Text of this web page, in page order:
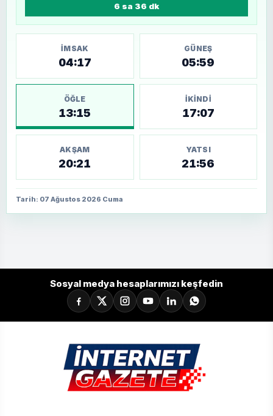
6 sa 36 dk
İMSAK
04:17
GÜNEŞ
05:59
ÖĞLE
13:15
İKINDI
17:07
AKŞAM
20:21
YATSI
21:56
Tarih: 07 Ağustos 2026 Cuma
Sosyal medya hesaplarımızı keşfedin